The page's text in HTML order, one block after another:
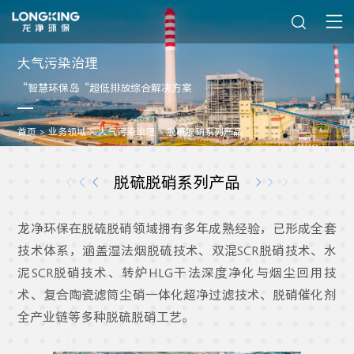
大气污染治理
“智慧环保岛“超低排放综合解决方案
首页 > 业务领域> 大气污染治理 > 脱硫脱硝系列产品
脱硫脱硝系列产品
龙净环保在脱硫脱硝领域拥有多年成熟经验，已形成全套
技术体系，涵盖湿法烟脱硫技术、双混SCR脱硝技术、水
泥SCR脱硝技术、转炉HLG干法深度净化与烟尘回用技
术、复合陶瓷滤筒尘硝一体化超净过滤技术、脱硝催化剂
全产业链等多种脱硫脱硝工艺。